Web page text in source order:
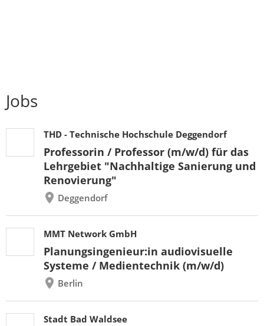
Jobs
THD - Technische Hochschule Deggendorf
Professorin / Professor (m/w/d) für das
Lehrgebiet "Nachhaltige Sanierung und
Renovierung"
Deggendorf
MMT Network GmbH
Planungsingenieur:in audiovisuelle
Systeme / Medientechnik (m/w/d)
Berlin
Stadt Bad Waldsee